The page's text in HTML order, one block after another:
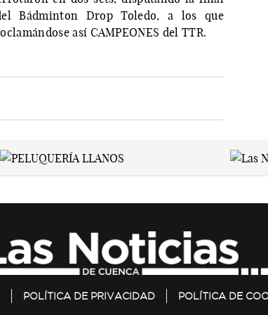
Bádminton Drop Toledo, a los que
así CAMPEONES del TTR.
POLÍTICA DE PRIVACIDAD POLÍTICA DE